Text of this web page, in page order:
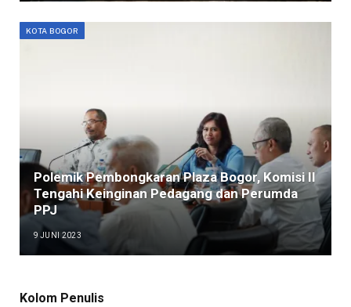
KOTA BOGOR
Polemik Pembongkaran Plaza Bogor, Komisi II
Tengahi Keinginan Pedagang dan Perumda
PPJ
9 JUNI 2023
Kolom Penulis